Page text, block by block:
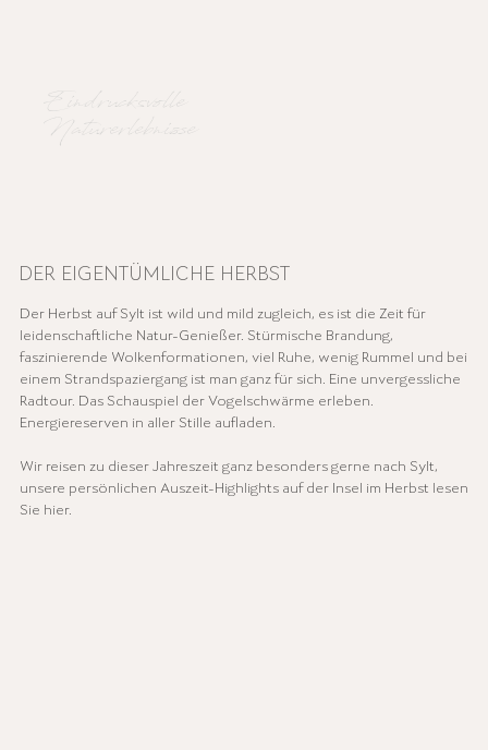
Eindrucksvolle
Naturerlebnisse
DER EIGENTÜMLICHE HERBST
Der Herbst auf Sylt ist wild und mild zugleich, es ist die Zeit für
leidenschaftliche Natur-Genießer. Stürmische Brandung,
faszinierende Wolkenformationen, viel Ruhe, wenig Rummel und bei
einem Strandspaziergang ist man ganz für sich. Eine unvergessliche
Radtour. Das Schauspiel der Vogelschwärme erleben.
Energiereserven in aller Stille aufladen.
Wir reisen zu dieser Jahreszeit ganz besonders gerne nach Sylt,
unsere persönlichen Auszeit-Highlights auf der Insel im Herbst lesen
Sie hier.